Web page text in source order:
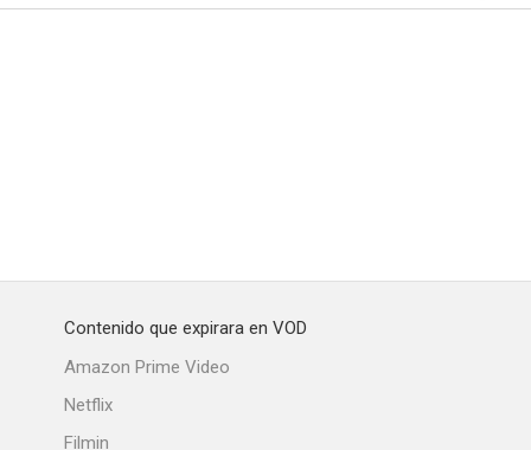
Contenido que expirara en VOD
Amazon Prime Video
Netflix
Filmin